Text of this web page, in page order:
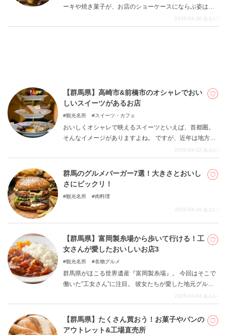
ーキや焼き菓子が、お店のショーケースにならぶ姿はい
くつになってもワクワクします。 本記事では、群馬県前
橋市のオシャレでカワイイ洋菓子を販売するお店をまと
2025-04-30 あおい
【群馬県】高崎市&前橋市のオシャレでおい
しいスイーツがあるお店
観光名所 スイーツ・カフェ
おいしくオシャレで映えるスイーツといえば、首都圏。
そんなイメージがありますよね。 ですが、近年は地方に
も続々ステキなお店がオープンしています。 もちろん、
群馬県にもキラキラしたスイーツがたくさんあります。
今回は群馬県の玄関口『高崎市』と県庁所在地『前橋
市』に限定して、オシャレスイーツのあるお店をまとめ
2025-04-22 あおい
群馬のグルメバーガー7選！大きさとおいし
さにビックリ！
観光名所 肉料理
2025-04-16 あおい
【群馬県】富岡製糸場から歩いて行ける！工
女さんが愛したおいしいお店3
観光名所 名物グルメ
群馬県がほこる世界遺産『富岡製糸場』。 今回はそこで
働いた”工女さん”に注目。 彼女たちが愛した地元グルメ
のお店をご紹介します。 富岡製糸場から歩いて行ける範
囲のお店ばかりなので、ぜひ足を運んでみてください。
まずは、工女さんがどういった人々だったのかを解説い
たします。
2025-04-04 あおい
【群馬県】たくさん買おう！お菓子やパンの
アウトレット&工場直売所